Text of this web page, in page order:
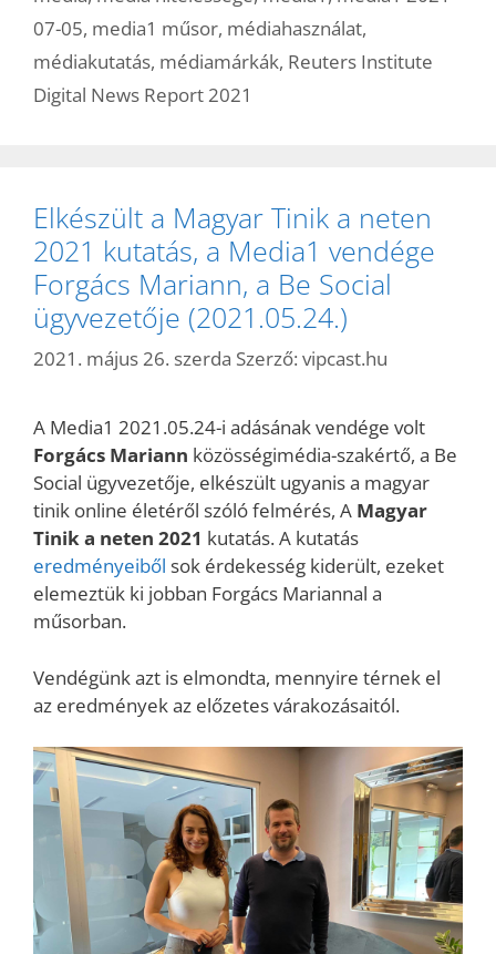
07-05, media1 műsor, médiahasználat,
médiakutatás, médiamárkák, Reuters Institute
Digital News Report 2021
Elkészült a Magyar Tinik a neten
2021 kutatás, a Media1 vendége
Forgács Mariann, a Be Social
ügyvezetője (2021.05.24.)
2021. május 26. szerda Szerző: vipcast.hu
A Media1 2021.05.24-i adásának vendége volt
Forgács Mariann közösségimédia-szakértő, a Be
Social ügyvezetője, elkészült ugyanis a magyar
tinik online életéről szóló felmérés, A Magyar
Tinik a neten 2021 kutatás. A kutatás
eredményeiből sok érdekesség kiderült, ezeket
elemeztük ki jobban Forgács Mariannal a
műsorban.
Vendégünk azt is elmondta, mennyire térnek el
az eredmények az előzetes várakozásaitól.